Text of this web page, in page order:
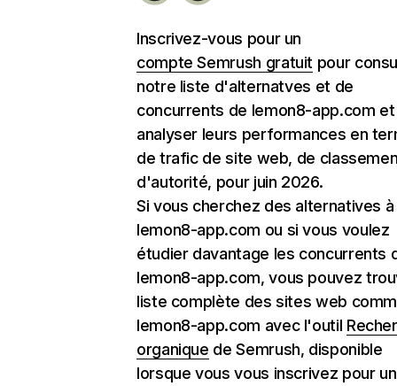
Inscrivez-vous pour un
compte Semrush gratuit pour
notre liste d'alternatves et de
concurrents de lemon8-app.com et
analyser leurs performances en
de trafic de site web, de
d'autorité, pour juin 2026.
Si vous cherchez des alternatives à
lemon8-app.com ou si vous voulez
étudier davantage les concurrents
lemon8-app.com, vous pouvez
liste complète des sites web
lemon8-app.com avec l'outil
organique de Semrush, disponible
lorsque vous vous inscrivez pour un